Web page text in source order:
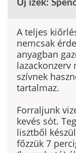
Új ízek:
A teljes
nemcsak
anyagban
lazackonzerv
szívnek
tartalmaz.
Forraljunk
kevés sót.
lisztből
főzzük 7